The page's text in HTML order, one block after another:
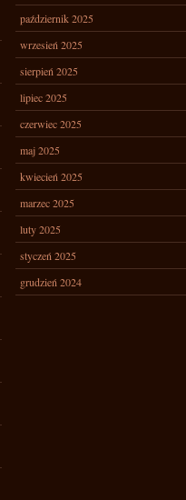
październik 2025
wrzesień 2025
sierpień 2025
lipiec 2025
czerwiec 2025
maj 2025
kwiecień 2025
marzec 2025
luty 2025
styczeń 2025
grudzień 2024